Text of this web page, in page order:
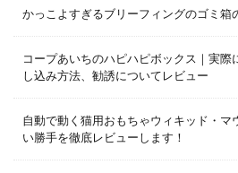
かっこよすぎるブリーフィングのゴミ箱
コープあいちのハピハピボックス｜実際
し込み方法、勧誘についてレビュー
自動で動く猫用おもちゃウィキッド・マ
い勝手を徹底レビューします！